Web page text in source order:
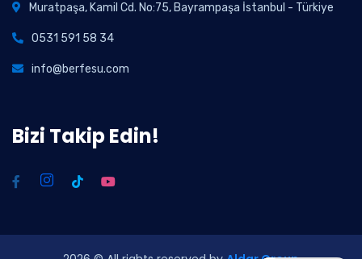
Muratpaşa, Kamil Cd. No:75, Bayrampaşa İstanbul - Türkiye
0531 591 58 34
info@berfesu.com
Bizi Takip Edin!